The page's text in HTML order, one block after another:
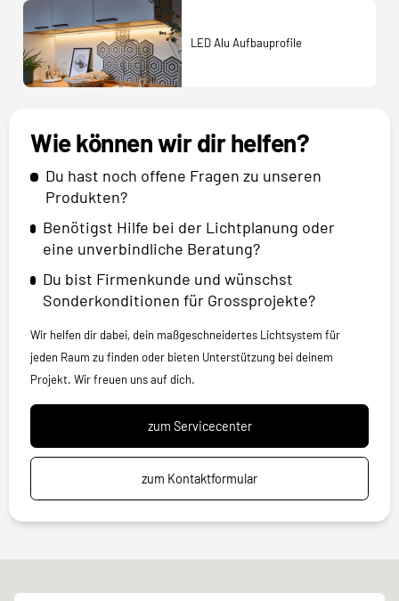
LED Alu Aufbauprofile
Wie können wir dir helfen?
Du hast noch offene Fragen zu unseren
Produkten?
Benötigst Hilfe bei der Lichtplanung oder
eine unverbindliche Beratung?
Du bist Firmenkunde und wünschst
Sonderkonditionen für Grossprojekte?
Wir helfen dir dabei, dein maßgeschneidertes Lichtsystem für
jeden Raum zu finden oder bieten Unterstützung bei deinem
Projekt. Wir freuen uns auf dich.
zum Servicecenter
zum Kontaktformular